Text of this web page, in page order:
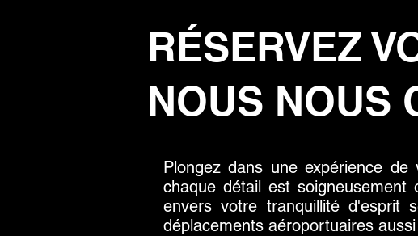
RÉSERVEZ
NOUS NOUS
Plongez dans une expérience
chaque détail est
envers votre tranquillité d'esprit
déplacements aéroportuaires